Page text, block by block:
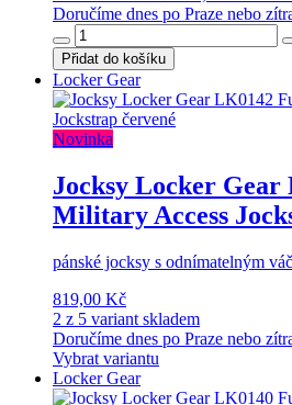
Doručíme dnes po Praze nebo
Přidat do košíku
Locker Gear
Novinka
Jocksy Locker Gear
Military Access
pánské jocksy s odnímatelným
819,00 Kč
2 z 5 variant skladem
Doručíme dnes po Praze nebo
Vybrat variantu
Locker Gear